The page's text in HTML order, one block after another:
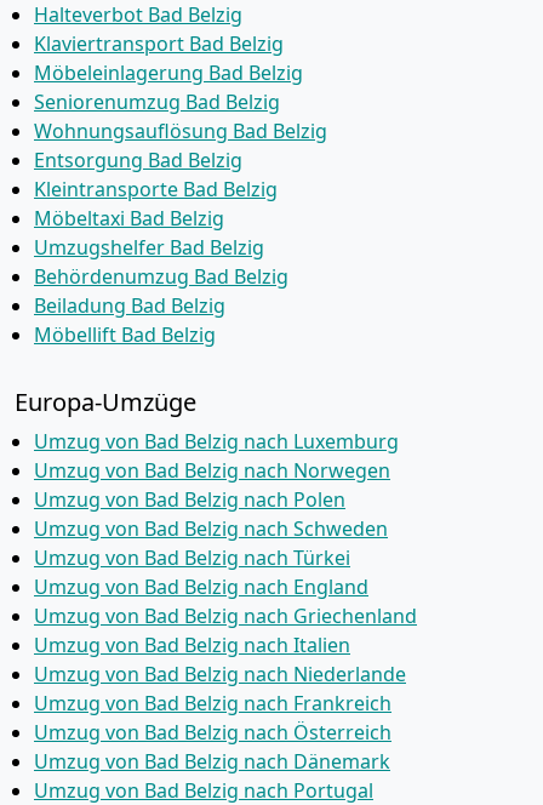
Halteverbot Bad Belzig
Klaviertransport Bad Belzig
Möbeleinlagerung Bad Belzig
Seniorenumzug Bad Belzig
Wohnungsauflösung Bad Belzig
Entsorgung Bad Belzig
Kleintransporte Bad Belzig
Möbeltaxi Bad Belzig
Umzugshelfer Bad Belzig
Behördenumzug Bad Belzig
Beiladung Bad Belzig
Möbellift Bad Belzig
Europa-Umzüge
Umzug von Bad Belzig nach Luxemburg
Umzug von Bad Belzig nach Norwegen
Umzug von Bad Belzig nach Polen
Umzug von Bad Belzig nach Schweden
Umzug von Bad Belzig nach Türkei
Umzug von Bad Belzig nach England
Umzug von Bad Belzig nach Griechenland
Umzug von Bad Belzig nach Italien
Umzug von Bad Belzig nach Niederlande
Umzug von Bad Belzig nach Frankreich
Umzug von Bad Belzig nach Österreich
Umzug von Bad Belzig nach Dänemark
Umzug von Bad Belzig nach Portugal